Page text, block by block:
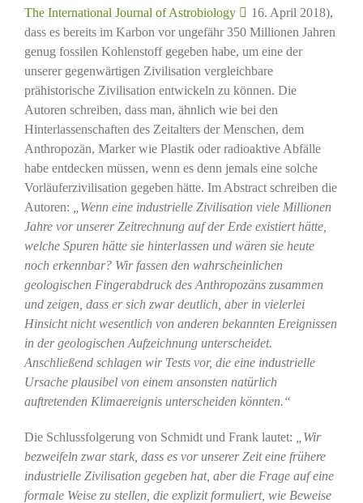
The International Journal of Astrobiology
16. April 2018),
dass es bereits im Karbon vor ungefähr 350 Millionen Jahren
genug fossilen Kohlenstoff gegeben habe, um eine der
unserer gegenwärtigen Zivilisation vergleichbare
prähistorische Zivilisation entwickeln zu können. Die
Autoren schreiben, dass man, ähnlich wie bei den
Hinterlassenschaften des Zeitalters der Menschen, dem
Anthropozän, Marker wie Plastik oder radioaktive Abfälle
habe entdecken müssen, wenn es denn jemals eine solche
Vorläuferzivilisation gegeben hätte. Im Abstract schreiben die
Autoren:
„Wenn eine industrielle Zivilisation viele Millionen
Jahre vor unserer Zeitrechnung auf der Erde existiert hätte,
welche Spuren hätte sie hinterlassen und wären sie heute
noch erkennbar? Wir fassen den wahrscheinlichen
geologischen Fingerabdruck des Anthropozäns zusammen
und zeigen, dass er sich zwar deutlich, aber in vielerlei
Hinsicht nicht wesentlich von anderen bekannten Ereignissen
in der geologischen Aufzeichnung unterscheidet.
Anschließend schlagen wir Tests vor, die eine industrielle
Ursache plausibel von einem ansonsten natürlich
auftretenden Klimaereignis unterscheiden könnten.“
Die Schlussfolgerung von Schmidt und Frank lautet:
„Wir
bezweifeln zwar stark, dass es vor unserer Zeit eine frühere
industrielle Zivilisation gegeben hat, aber die Frage auf eine
formale Weise zu stellen, die explizit formuliert, wie Beweise